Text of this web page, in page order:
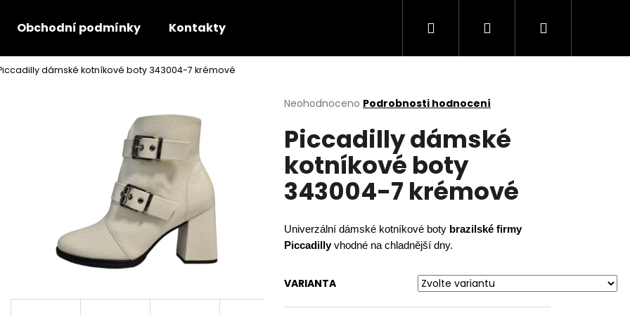
Obchodní podmínky Kontakty Hledat PřihlášeníNákupní
dámské kotníkové boty 343004-7 krémové
Průměrné
produktu
je
0,0
5
hvězdiček.
Neohodnoceno Podrobnosti hodnocení
Piccadilly dámské
kotníkové boty
343004-7 krémové
Univerzální dámské kotníkové boty brazilské firmy
Piccadillyvhodné na chladnější dny.
VARIANTA
Co potřebujete najít?
Doporučujeme
Následující